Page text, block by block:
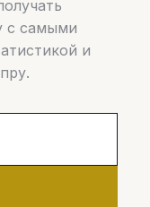
с самыми
и